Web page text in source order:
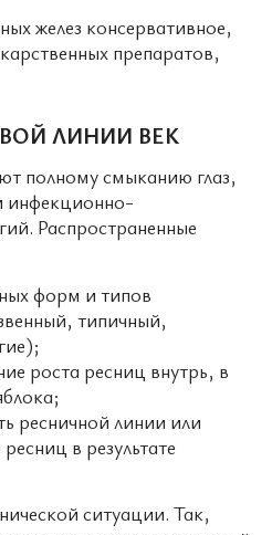
желез консервативное,
препаратов,
ЛИНИИ ВЕК
полному смыканию глаз,
инфекционно-
Распространенные
форм и типов
типичный,
роста ресниц внутрь, в
ресничной линии или
в результате
ситуации. Так,